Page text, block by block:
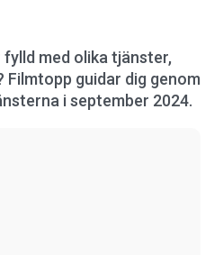
med olika tjänster,
Filmtopp guidar dig genom
i september 2024.